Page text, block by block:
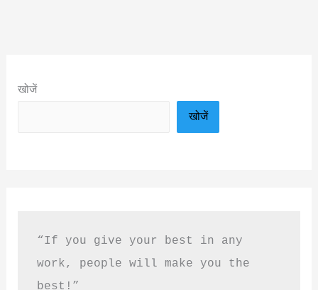
खोजें
खोजें
“If you give your best in any
work, people will make you the
best!”